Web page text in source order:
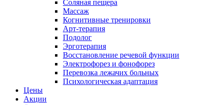
Соляная пещера
Массаж
Когнитивные тренировки
Арт-терапия
Подолог
Эрготерапия
Восстановление речевой функции
Электрофорез и фонофорез
Перевозка лежачих больных
Психологическая адаптация
Цены
Акции